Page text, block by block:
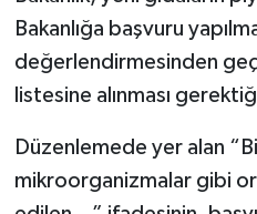
Bakanlığa başvuru
değerlendirmesinden
listesine alınması
Düzenlemede yer alan
mikroorganizmalar gibi